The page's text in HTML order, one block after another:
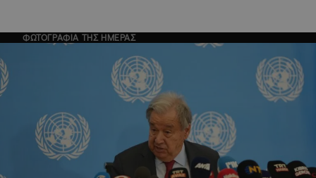
ΦΩΤΟΓΡΑΦΙΑ ΤΗΣ ΗΜΕΡΑΣ